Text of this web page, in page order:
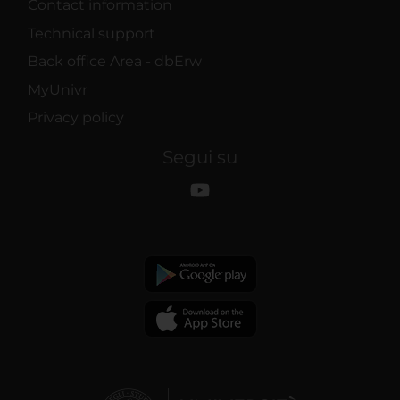
Contact information
Technical support
Back office Area - dbErw
MyUnivr
Privacy policy
Segui su